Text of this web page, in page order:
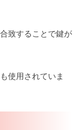
致することで鍵が
使用されていま